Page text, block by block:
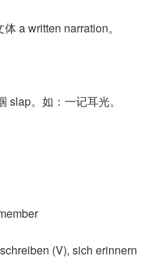
a written narration。
。如：一记耳光。
(V)​, sich erinnern